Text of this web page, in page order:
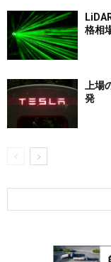
格相
上
発